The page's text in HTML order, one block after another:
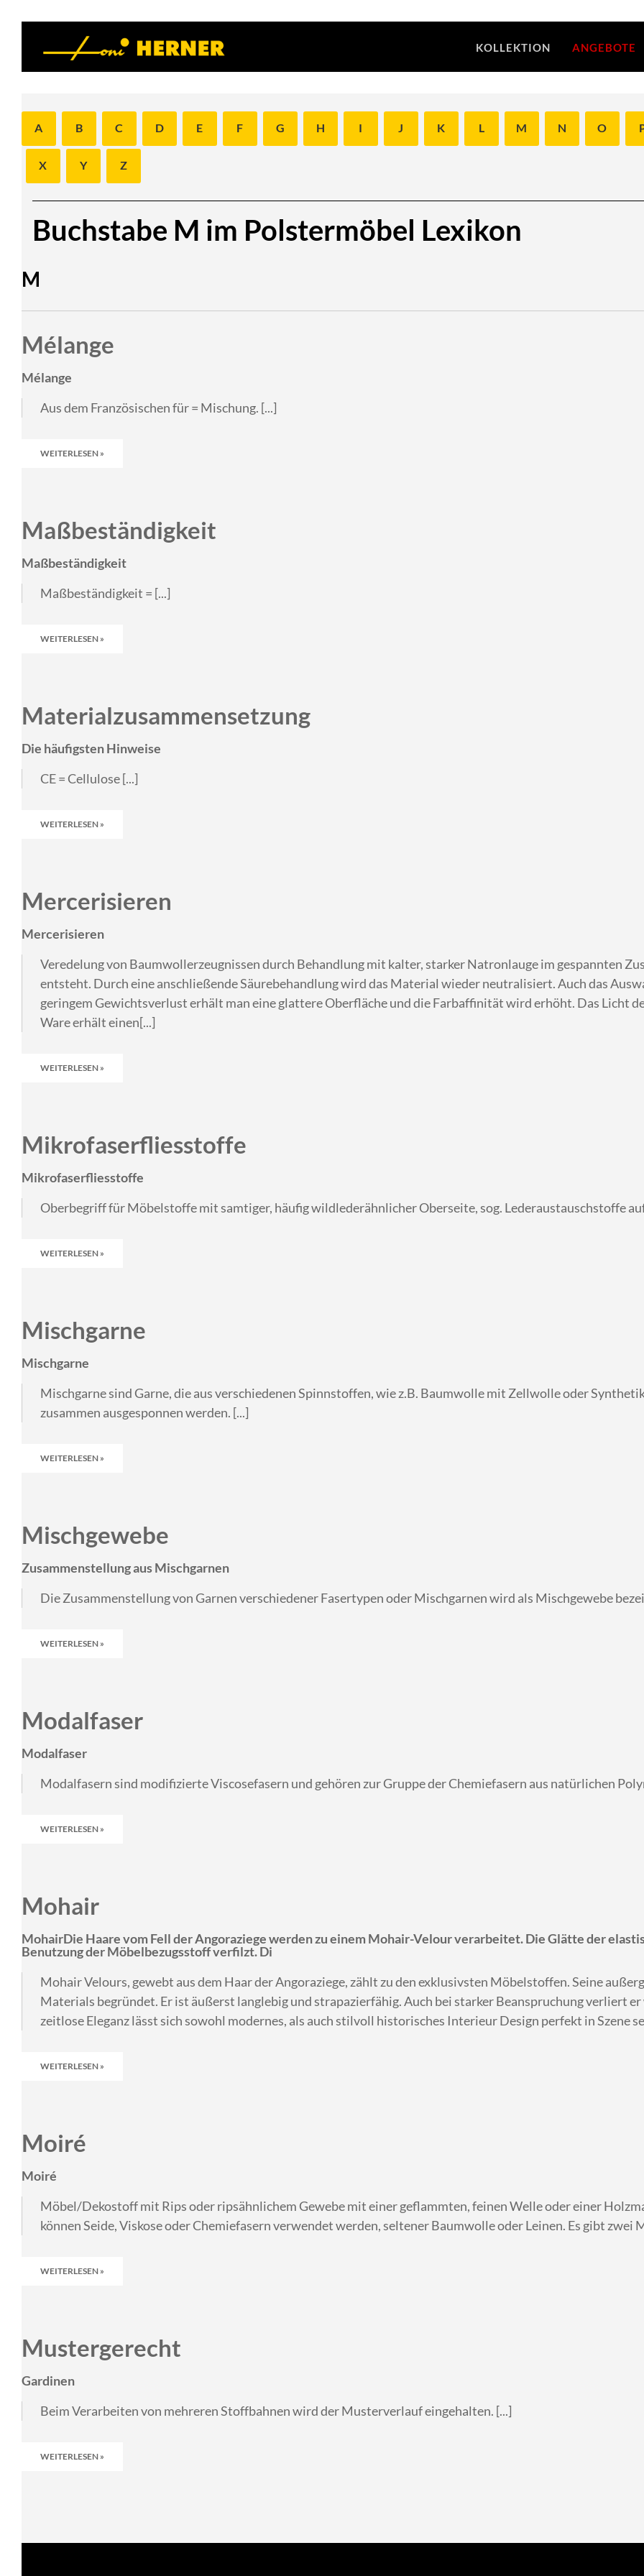
KOLLEKTION ANGEBOTE
A B C D E F G H I J K L M N O
X Y Z
Buchstabe M im Polstermöbel Lexikon
M
Mélange
Mélange
Aus dem Französischen für = Mischung. [...]
WEITERLESEN »
Maßbeständigkeit
Maßbeständigkeit
Maßbeständigkeit = [...]
WEITERLESEN »
Materialzusammensetzung
Die häufigsten Hinweise
CE = Cellulose [...]
WEITERLESEN »
Mercerisieren
Mercerisieren
Veredelung von Baumwollerzeugnissen durch Behandlung mit kalter, starker Natronlauge im gespannten
entsteht. Durch eine anschließende Säurebehandlung wird das Material wieder neutralisiert. Auch das
geringem Gewichtsverlust erhält man eine glattere Oberfläche und die Farbaffinität wird erhöht. Das Licht
Ware erhält einen[...]
WEITERLESEN »
Mikrofaserfliesstoffe
Mikrofaserfliesstoffe
Oberbegriff für Möbelstoffe mit samtiger, häufig wildlederähnlicher Oberseite, sog. Lederaustauschstoffe
WEITERLESEN »
Mischgarne
Mischgarne
Mischgarne sind Garne, die aus verschiedenen Spinnstoffen, wie z.B. Baumwolle mit Zellwolle oder
zusammen ausgesponnen werden. [...]
WEITERLESEN »
Mischgewebe
Zusammenstellung aus Mischgarnen
Die Zusammenstellung von Garnen verschiedener Fasertypen oder Mischgarnen wird als Mischgewebe
WEITERLESEN »
Modalfaser
Modalfaser
Modalfasern sind modifizierte Viscosefasern und gehören zur Gruppe der Chemiefasern aus natürlichen
WEITERLESEN »
Mohair
MohairDie Haare vom Fell der Angoraziege werden zu einem Mohair-Velour verarbeitet. Die Glätte der
Benutzung der Möbelbezugsstoff verfilzt. Di
Mohair Velours, gewebt aus dem Haar der Angoraziege, zählt zu den exklusivsten Möbelstoffen. Seine
Materials begründet. Er ist äußerst langlebig und strapazierfähig. Auch bei starker Beanspruchung verliert
zeitlose Eleganz lässt sich sowohl modernes, als auch stilvoll historisches Interieur Design perfekt in Szene
WEITERLESEN »
Moiré
Moiré
Möbel/Dekostoff mit Rips oder ripsähnlichem Gewebe mit einer geflammten, feinen Welle oder einer
können Seide, Viskose oder Chemiefasern verwendet werden, seltener Baumwolle oder Leinen. Es gibt
WEITERLESEN »
Mustergerecht
Gardinen
Beim Verarbeiten von mehreren Stoffbahnen wird der Musterverlauf eingehalten. [...]
WEITERLESEN »